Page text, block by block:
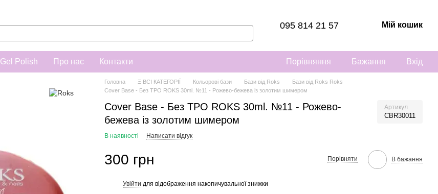
095 814 21 57 Мій кошик
Gel Polish Про нас Контакти Порівняння Бажання Вхід
Головна Ξ ВСІ КАТЕГОРІЇ Кольорові бази Бази від Roks
Бази від Roks Roks
Cover Base - Без ТРО ROKS 30ml. №11 - Рожево-бежева із золотим шимером
Cover Base - Без ТРО ROKS 30ml. №11 - Рожево-
бежева із золотим шимером
Артикул
CBR30011
В наявності Написати відгук
300 грн Порівняти В бажання
Увійти для відображення накопичувальної знижки